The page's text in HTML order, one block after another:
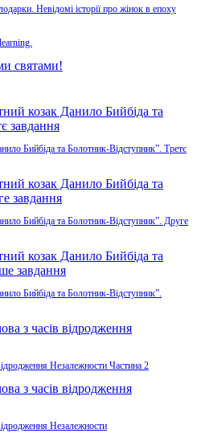
Невідомі історії про жінок в епоху
Бийбіда та Болотник-Відступник”. Третє
Бийбіда та Болотник-Відступник”. Друге
Бийбіда та Болотник-Відступник”.
Незалежности Частина 2
Незалежности